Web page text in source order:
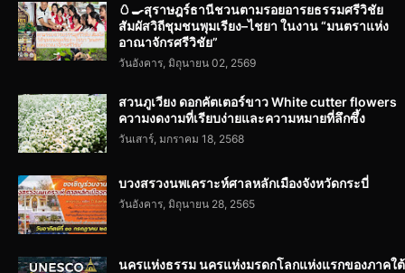
🥚🍳สุราษฎร์ธานีชวนตามรอยอารยธรรมศรีวิชัย
สัมผัสวิถีชุมชนพุมเรียง–ไชยา ในงาน “มนตราแห่ง
อาณาจักรศรีวิชัย”
วันอังคาร, มิถุนายน 02, 2569
สวนภูเวียง ดอกคัตเตอร์ขาว White cutter flowers
ความงดงามที่เรียบง่ายและความหมายที่ลึกซึ้ง
วันเสาร์, มกราคม 18, 2568
บวงสรวงนพเคราะห์ศาลหลักเมืองจังหวัดกระบี่
วันอังคาร, มิถุนายน 28, 2565
นครแห่งธรรม นครแห่งมรดกโลกแห่งแรกของภาคใต้